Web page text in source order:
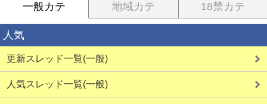
一般カテ 地域カテ 18禁カテ
人気
更新スレッド一覧(一般)
人気スレッド一覧(一般)